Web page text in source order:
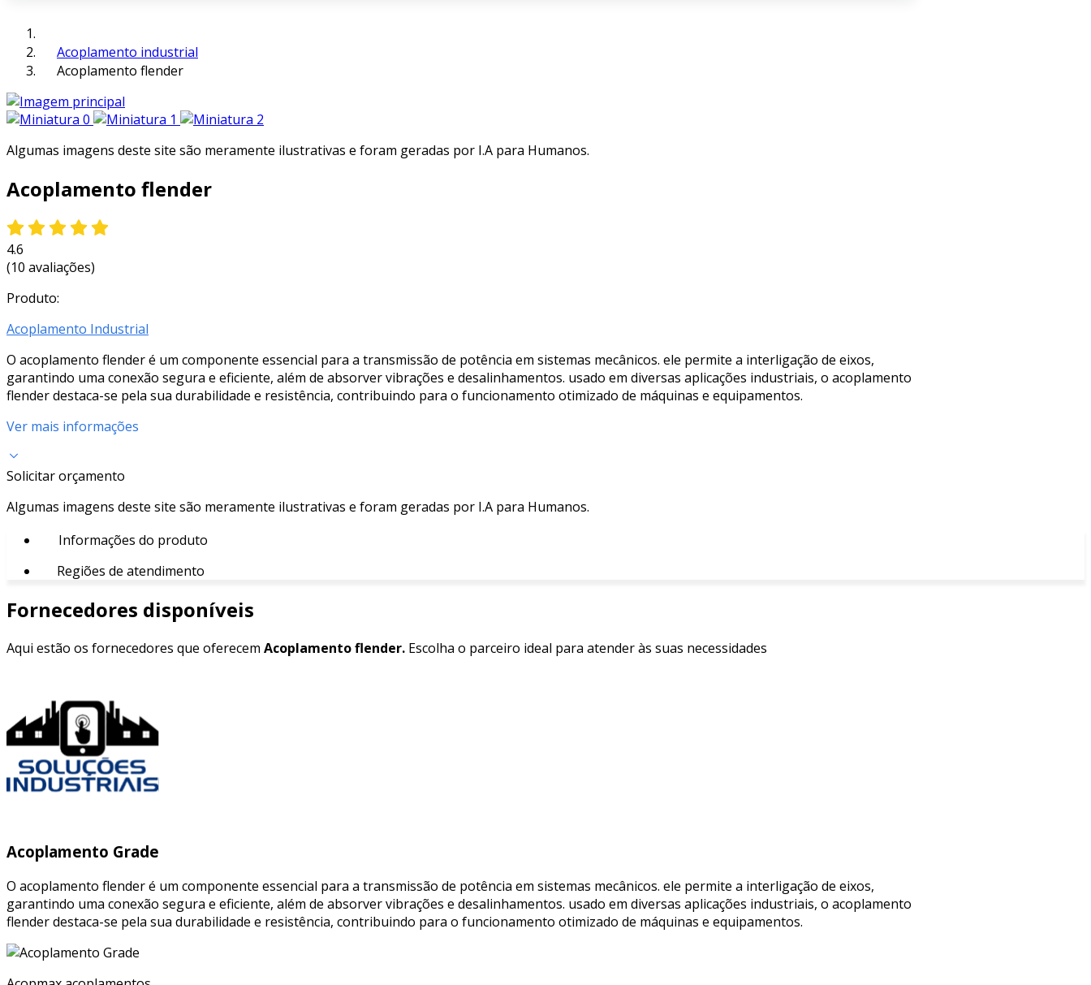
Acoplamento industrial
Acoplamento flender
Algumas imagens deste site são meramente ilustrativas e foram geradas por I.A para Humanos.
Acoplamento flender
4.6
(10 avaliações)
Produto:
Acoplamento Industrial
O acoplamento flender é um componente essencial para a transmissão de potência em sistemas mecânicos. ele permite a interligação de eixos,
garantindo uma conexão segura e eficiente, além de absorver vibrações e desalinhamentos. usado em diversas aplicações industriais, o acoplamento
flender destaca-se pela sua durabilidade e resistência, contribuindo para o funcionamento otimizado de máquinas e equipamentos.
Ver mais informações
Solicitar orçamento
Algumas imagens deste site são meramente ilustrativas e foram geradas por I.A para Humanos.
Informações do produto
Regiões de atendimento
Fornecedores disponíveis
Aqui estão os fornecedores que oferecem Acoplamento flender. Escolha o parceiro ideal para atender às suas necessidades
Acoplamento Grade
O acoplamento flender é um componente essencial para a transmissão de potência em sistemas mecânicos. ele permite a interligação de eixos,
garantindo uma conexão segura e eficiente, além de absorver vibrações e desalinhamentos. usado em diversas aplicações industriais, o acoplamento
flender destaca-se pela sua durabilidade e resistência, contribuindo para o funcionamento otimizado de máquinas e equipamentos.